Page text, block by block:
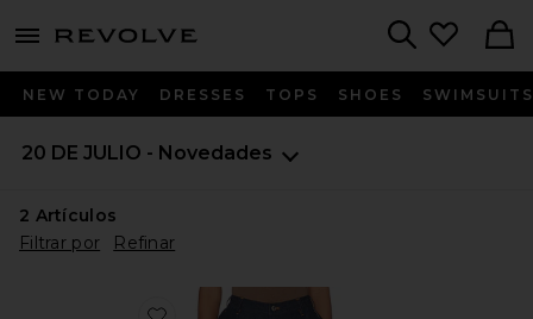
menu - shows more content
NEW TODAY DRESSES TOPS SHOES SWIMSUITS
20 DE JULIO - Novedades
2 Artículos
Filtrar por
Refinar